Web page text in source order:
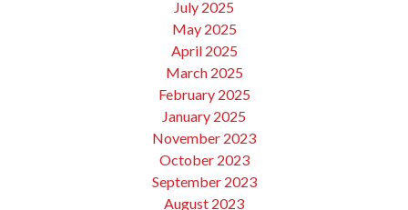
July 2025
May 2025
April 2025
March 2025
February 2025
January 2025
November 2023
October 2023
September 2023
August 2023